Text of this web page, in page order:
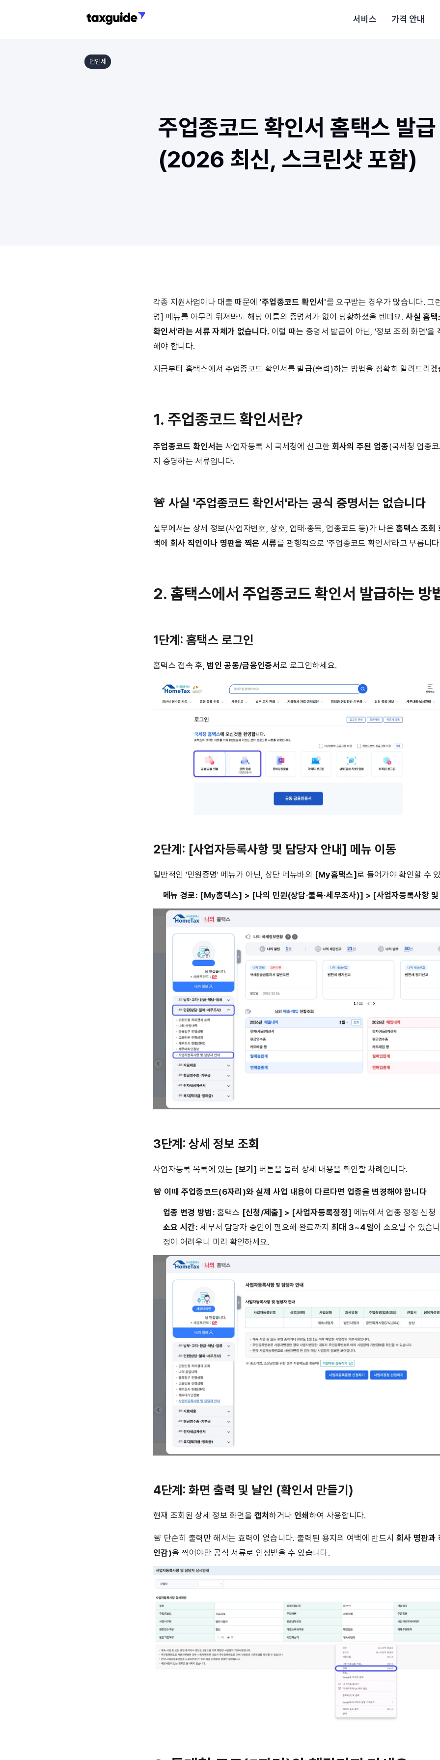
법인세
주업종코드 확인서 홈택스 발
(2026 최신, 스크린샷 포함)
각종 지원사업이나 대출 때문에 '주업종코드 확인서'를 요구받는 경우가 많습니다. 그
명] 메뉴를 아무리 뒤져봐도 해당 이름의 증명서가 없어 당황하셨을 텐데요. 사실 홈
확인서'라는 서류 자체가 없습니다. 이럴 때는 증명서 발급이 아닌, '정보 조회 화면'을
해야 합니다.
지금부터 홈택스에서 주업종코드 확인서를 발급(출력)하는 방법을 정확히 알려드리겠
1. 주업종코드 확인서란?
주업종코드 확인서는 사업자등록 시 국세청에 신고한 회사의 주된 업종(국세청 업종
지 증명하는 서류입니다.
🚨 사실 '주업종코드 확인서'라는 공식 증명서는 없습니다
실무에서는 상세 정보(사업자번호, 상호, 업태·종목, 업종코드 등)가 나온 홈택스 조회
백에 회사 직인이나 명판을 찍은 서류를 관행적으로 '주업종코드 확인서'라고 부릅니
2. 홈택스에서 주업종코드 확인서 발급하는 방
1단계: 홈택스 로그인
홈택스 접속 후, 법인 공동/금융인증서로 로그인하세요.
2단계: [사업자등록사항 및 담당자 안내] 메뉴 이동
일반적인 '민원증명' 메뉴가 아닌, 상단 메뉴바의 [My홈택스]로 들어가야 확인할 수
메뉴 경로: [My홈택스] > [나의 민원(상담·불복·세무조사)] > [사업자등록사항
3단계: 상세 정보 조회
사업자등록 목록에 있는 [보기] 버튼을 눌러 상세 내용을 확인할 차례입니다.
🚨 이때 주업종코드(6자리)와 실제 사업 내용이 다르다면 업종을 변경해야 합니다
업종 변경 방법: 홈택스 [신청/제출] > [사업자등록정정] 메뉴에서 업종 정정 신청
소요 시간: 세무서 담당자 승인이 필요해 완료까지 최대 3~4일이 소요될 수 있습
정이 어려우니 미리 확인하세요.
4단계: 화면 출력 및 날인 (확인서 만들기)
현재 조회된 상세 정보 화면을 캡처하거나 인쇄 하여 사용합니다.
🚨 단순히 출력만 해서는 효력이 없습니다. 출력된 용지의 여백에 반드시 회사 명판과
인감)을 찍어야만 공식 서류로 인정받을 수 있습니다.
서비스 가격 안내